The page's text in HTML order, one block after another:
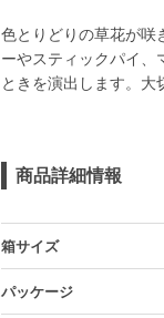
色とりどりの草花が咲
ーやスティックパイ、
ときを演出します。大
商品詳細情報
箱サイズ
パッケージ